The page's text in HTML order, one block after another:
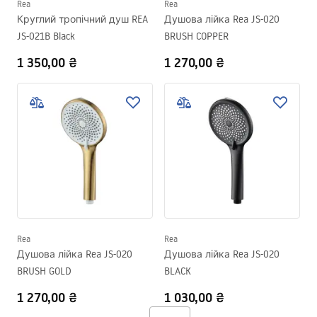
Rea
Круглий тропічний душ REA
JS-021B Black
1 350,00 ₴
Rea
Душова лійка Rea JS-020
BRUSH COPPER
1 270,00 ₴
Rea
Душова лійка Rea JS-020
BRUSH GOLD
1 270,00 ₴
Rea
Душова лійка Rea JS-020
BLACK
1 030,00 ₴